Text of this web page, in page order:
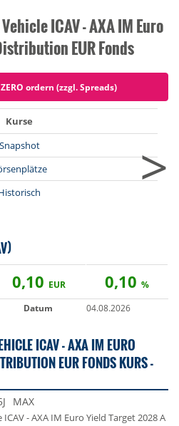
ICAV - AXA IM Euro
EUR Fonds
ordern (zzgl. Spreads)
Kurse
Snapshot
>
0,10 EUR 0,10 %
Datum 04.08.2026
ICAV - AXA IM EURO
EUR FONDS KURS -
MAX